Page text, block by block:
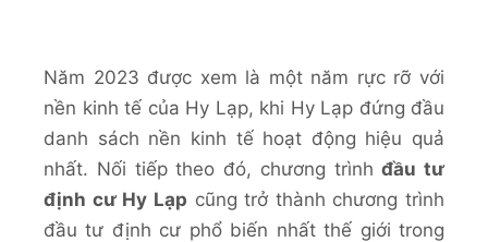
Năm 2023 được xem là một năm rực rỡ với
nền kinh tế của Hy Lạp, khi Hy Lạp đứng đầu
danh sách nền kinh tế hoạt động hiệu quả
nhất. Nối tiếp theo đó, chương trìnhđầu tư
định cư Hy Lạp cũng trở thành chương trình
đầu tư định cư phổ biến nhất thế giới trong